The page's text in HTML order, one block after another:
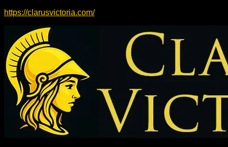
https://clarusvictoria.com/